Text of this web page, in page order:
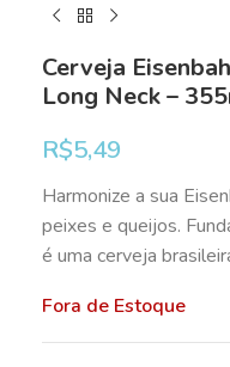
Cerveja
Long Neck –
R$5,49
Harmonize a sua
peixes e queijos.
é uma cerveja
Fora de Estoque